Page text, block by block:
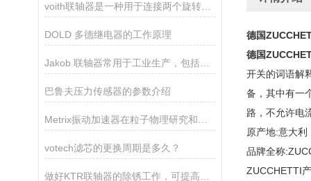
voith联轴器是一种用于连接两个旋转轴的机械装置
DOLD 多德继电器的工作原理
Jakob 联轴器常用于工业生产，包括工厂自动化和机械制造等领域
巴鲁夫压力传感器的参数介绍
votech滤芯的更换周期是多久？
德国
德国
开关的词语解
备，其中有一
路，不允许电
原产地:意大利
品牌全称
ZUCCHETTI